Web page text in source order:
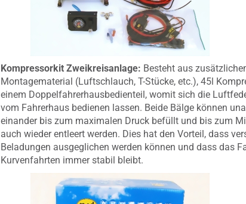
Kompressorkit Zweikreisanlage: Besteht aus
Montagematerial (Luftschlauch, T-Stücke, etc.), 45l
einem Doppelfahrerhausbedienteil, womit sich die
vom Fahrerhaus bedienen lassen. Beide Bälge können
einander bis zum maximalen Druck befüllt und bis zum
auch wieder entleert werden. Dies hat den Vorteil, dass
Beladungen ausgeglichen werden können und dass das
Kurvenfahrten immer stabil bleibt.